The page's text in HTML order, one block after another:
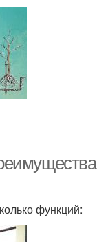
функций: